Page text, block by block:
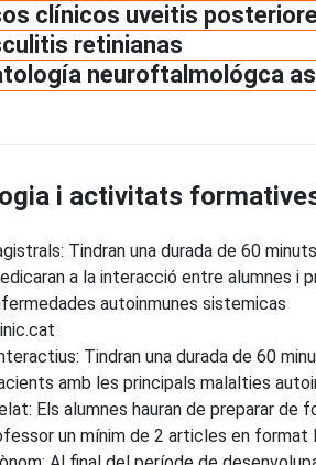
clínicos uveitis
retinianas
neuroftalmológca
i activitats
Tindran una durada de 60
a la interacció entre alumnes i
autoinmunes sistemicas
Tindran una durada de 60
amb les principals malalties
Els alumnes hauran de preparar de
un mínim de 2 articles en